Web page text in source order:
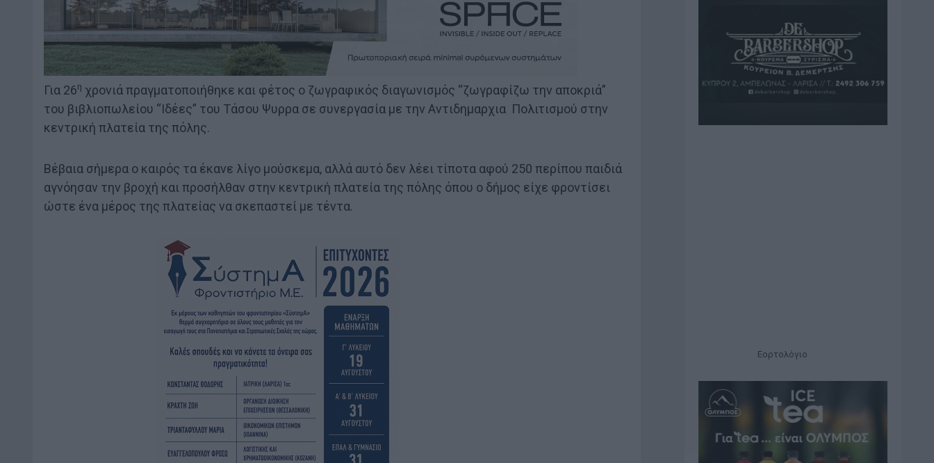
Για 26η χρονιά πραγματοποιήθηκε και φέτος ο ζωγραφικός διαγωνισμός “ζωγραφίζω την αποκριά”
του βιβλιοπωλείου “Ιδέες” του Τάσου Ψυρρα σε συνεργασία με την Αντιδημαρχια Πολιτισμού στην
κεντρική πλατεία της πόλης.
Βέβαια σήμερα ο καιρός τα έκανε λίγο μούσκεμα, αλλά αυτό δεν λέει τίποτα αφού 250 περίπου παιδιά
αγνόησαν την βροχή και προσήλθαν στην κεντρική πλατεία της πόλης όπου ο δήμος είχε φροντίσει
ώστε ένα μέρος της πλατείας να σκεπαστεί με τέντα.
Εορτολόγιο